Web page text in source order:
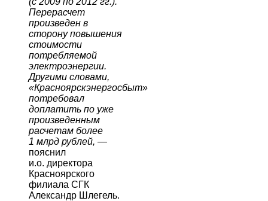
Перерасчет
произведен в
сторону повышения
стоимости
потребляемой
электроэнергии.
Другими словами,
«Красноярскэнергосбыт»
потребовал
доплатить по уже
произведенным
расчетам более
1 млрд рублей, —
пояснил
и.о. директора
Красноярского
филиала СГК
Александр Шлегель.